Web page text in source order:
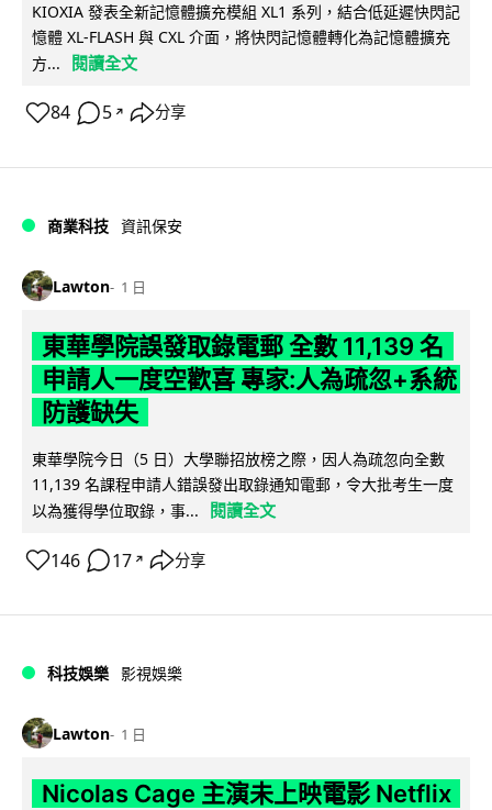
KIOXIA 發表全新記憶體擴充模組 XL1 系列，結合低延遲快閃記
憶體 XL-FLASH 與 CXL 介面，將快閃記憶體轉化為記憶體擴充
方...
閱讀全文
84 5 ↗ 分享
商業科技 資訊保安
Lawton 1 日
東華學院誤發取錄電郵 全數 11,139 名
申請人一度空歡喜 專家:人為疏忽+系統
防護缺失
東華學院今日（5 日）大學聯招放榜之際，因人為疏忽向全數
11,139 名課程申請人錯誤發出取錄通知電郵，令大批考生一度
以為獲得學位取錄，事...
閱讀全文
146 17 ↗ 分享
科技娛樂 影視娛樂
Lawton 1 日
Nicolas Cage 主演未上映電影 Netflix